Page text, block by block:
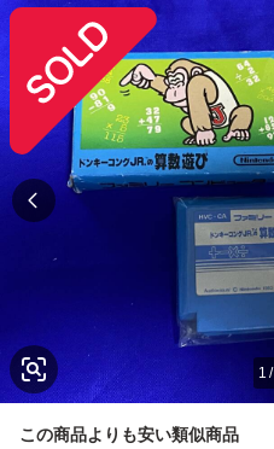
1 /
この商品よりも安い類似商品